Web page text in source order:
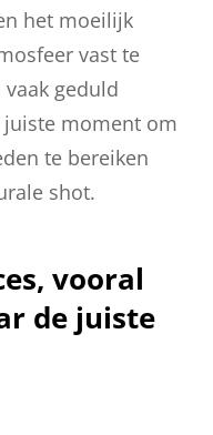
het moeilijk
vast te
geduld
moment om
te bereiken
shot.
vooral
de juiste